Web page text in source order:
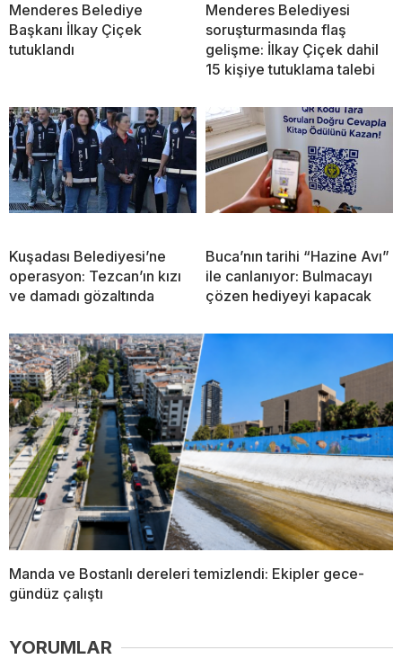
Menderes Belediye
Başkanı İlkay Çiçek
tutuklandı
Menderes Belediyesi
soruşturmasında flaş
gelişme: İlkay Çiçek dahil
15 kişiye tutuklama talebi
Kuşadası Belediyesi’ne
operasyon: Tezcan’ın kızı
ve damadı gözaltında
Buca’nın tarihi “Hazine Avı”
ile canlanıyor: Bulmacayı
çözen hediyeyi kapacak
Manda ve Bostanlı dereleri temizlendi: Ekipler gece-
gündüz çalıştı
YORUMLAR